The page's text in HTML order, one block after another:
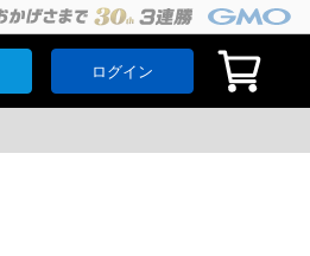
ログイン